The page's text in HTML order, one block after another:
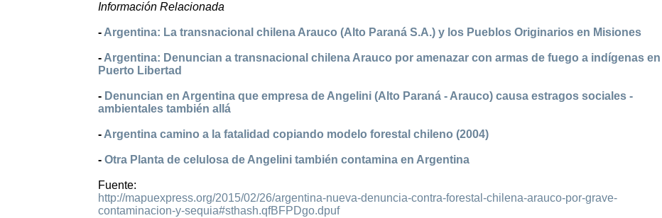
Información Relacionada
- Argentina: La transnacional chilena Arauco (Alto Paraná S.A.) y los Pueblos Originarios en Misiones
- Argentina: Denuncian a transnacional chilena Arauco por amenazar con armas de fuego a indígenas en
Puerto Libertad
- Denuncian en Argentina que empresa de Angelini (Alto Paraná - Arauco) causa estragos sociales -
ambientales también allá
- Argentina camino a la fatalidad copiando modelo forestal chileno (2004)
- Otra Planta de celulosa de Angelini también contamina en Argentina
Fuente:
http://mapuexpress.org/2015/02/26/argentina-nueva-denuncia-contra-forestal-chilena-arauco-por-grave-
contaminacion-y-sequia#sthash.qfBFPDgo.dpuf